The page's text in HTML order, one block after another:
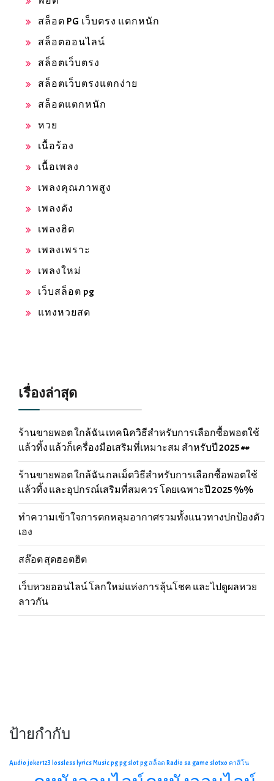
สล็อต PG เว็บตรง แตกหนัก
สล็อตออนไลน์
สล็อตเว็บตรง
สล็อตเว็บตรงแตกง่าย
สล็อตแตกหนัก
หวย
เนื้อร้อง
เนื้อเพลง
เพลงคุณภาพสูง
เพลงดัง
เพลงฮิต
เพลงเพราะ
เพลงใหม่
เว็บสล็อต pg
แทงหวยสด
เรื่องล่าสุด
ร้านขายพอต ใกล้ฉัน เทคนิควิธีสำหรับการเลือกซื้อพอตใช้
แล้วทิ้ง แล้วก็เครื่องมือเสริมที่เหมาะสม สำหรับปี 2025 ##
ร้านขายพอต ใกล้ฉัน กลเม็ดวิธีสำหรับการเลือกซื้อพอตใช้
แล้วทิ้ง และอุปกรณ์เสริมที่สมควร โดยเฉพาะปี 2025 %%
ทำความเข้าใจการตกหลุมอากาศรวมทั้งแนวทางปกป้องตัว
เอง
สล๊อต สุดฮอตฮิต
เว็บหวยออนไลน์ โลกใหม่แห่งการลุ้นโชค และไปดูผลหวย
ลาวกัน
ป้ายกำกับ
Audio joker123 lossless lyrics Musicpgpg slotpg สล็อต Radio sa game slotxo คาสิโน